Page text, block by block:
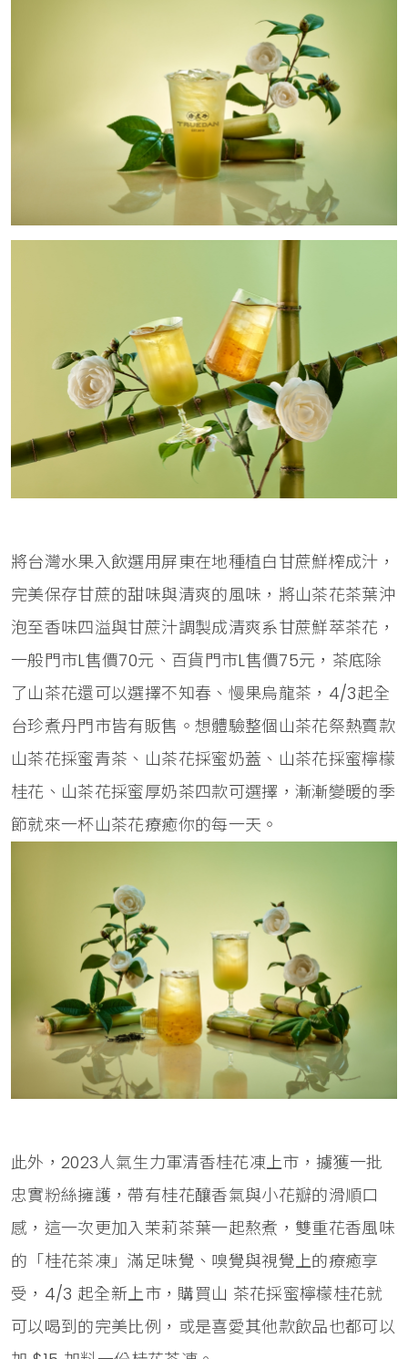
將台灣水果入飲選用屏東在地種植白甘蔗鮮榨成汁，
完美保存甘蔗的甜味與清爽的風味，將山茶花茶葉沖
泡至香味四溢與甘蔗汁調製成清爽系甘蔗鮮萃茶花，
一般門市L售價70元、百貨門市L售價75元，茶底除
了山茶花還可以選擇不知春、慢果烏龍茶，4/3起全
台珍煮丹門市皆有販售。想體驗整個山茶花祭熱賣款
山茶花採蜜青茶、山茶花採蜜奶蓋、山茶花採蜜檸檬
桂花、山茶花採蜜厚奶茶四款可選擇，漸漸變暖的季
節就來一杯山茶花療癒你的每一天。
此外，2023人氣生力軍清香桂花凍上市，擄獲一批
忠實粉絲擁護，帶有桂花釀香氣與小花瓣的滑順口
感，這一次更加入茉莉茶葉一起熬煮，雙重花香風味
的「桂花茶凍」滿足味覺、嗅覺與視覺上的療癒享
受，4/3 起全新上市，購買山 茶花採蜜檸檬桂花就
可以喝到的完美比例，或是喜愛其他款飲品也都可以